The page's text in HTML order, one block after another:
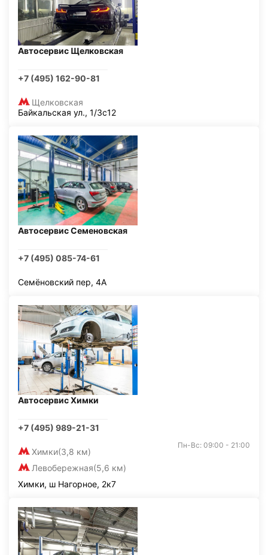
Автосервис Щелковская
+7 (495) 162-90-81
Щелковская
Байкальская ул., 1/3с12
Автосервис Семеновская
+7 (495) 085-74-61
Семёновский пер, 4А
Автосервис Химки
+7 (495) 989-21-31
Химки(3,8 км)
Левобережная(5,6 км)
Пн-Вс: 09:00 - 21:00
Химки, ш Нагорное, 2к7